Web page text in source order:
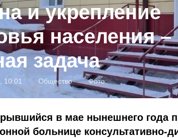
и укрепление
населения –
задача
10:01 Общество Фото:
в мае нынешнего года
больнице консультативно-